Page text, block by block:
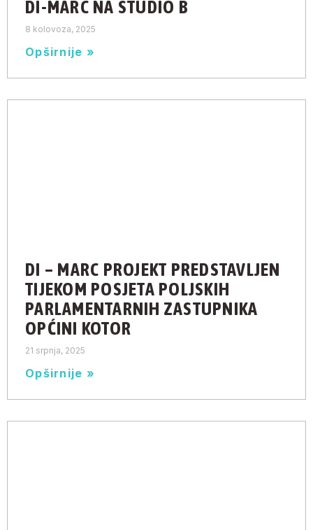
DI-MARC NA STUDIO B
8 kolovoza, 2025
Opširnije »
DI – MARC PROJEKT PREDSTAVLJEN
TIJEKOM POSJETA POLJSKIH
PARLAMENTARNIH ZASTUPNIKA
OPĆINI KOTOR
21 srpnja, 2025
Opširnije »